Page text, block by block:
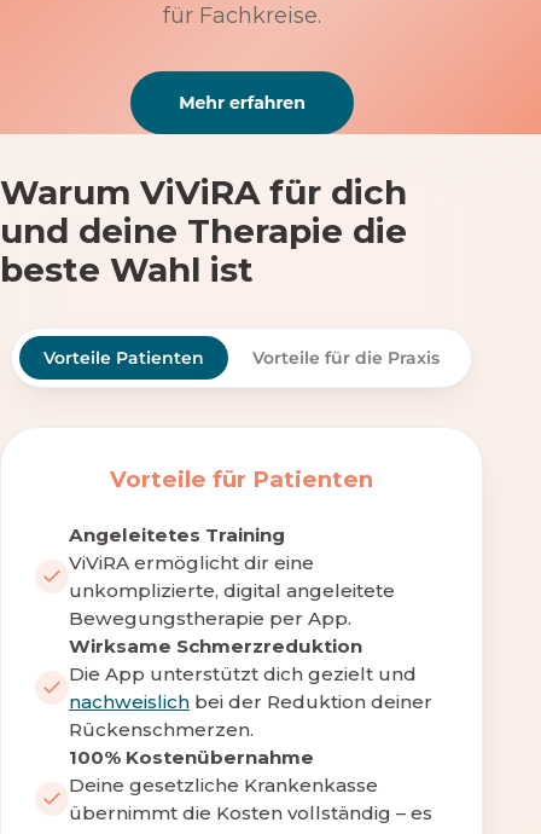
für Fachkreise.
Warum ViViRA für dich
und deine Therapie die
beste Wahl ist
Vorteile Patienten Vorteile für die Praxis
Vorteile für Patienten
Angeleitetes Training
ViViRA ermöglicht dir eine
unkomplizierte, digital angeleitete
Bewegungstherapie per App.
Wirksame Schmerzreduktion
Die App unterstützt dich gezielt und
nachweislich bei der Reduktion deiner
Rückenschmerzen.
100% Kostenübernahme
Deine gesetzliche Krankenkasse
übernimmt die Kosten vollständig – es